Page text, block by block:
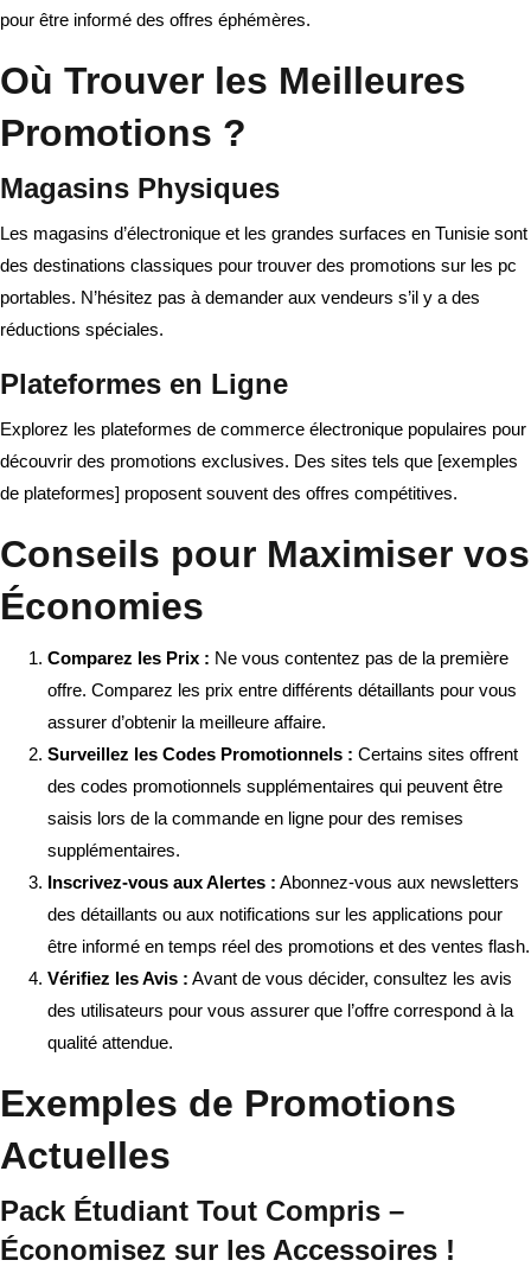
pour être informé des offres éphémères.
Où Trouver les Meilleures
Promotions ?
Magasins Physiques
Les magasins d’électronique et les grandes surfaces en Tunisie sont
des destinations classiques pour trouver des promotions sur les pc
portables. N’hésitez pas à demander aux vendeurs s’il y a des
réductions spéciales.
Plateformes en Ligne
Explorez les plateformes de commerce électronique populaires pour
découvrir des promotions exclusives. Des sites tels que [exemples
de plateformes] proposent souvent des offres compétitives.
Conseils pour Maximiser vos
Économies
Comparez les Prix : Ne vous contentez pas de la première
offre. Comparez les prix entre différents détaillants pour vous
assurer d’obtenir la meilleure affaire.
Surveillez les Codes Promotionnels : Certains sites offrent
des codes promotionnels supplémentaires qui peuvent être
saisis lors de la commande en ligne pour des remises
supplémentaires.
Inscrivez-vous aux Alertes : Abonnez-vous aux newsletters
des détaillants ou aux notifications sur les applications pour
être informé en temps réel des promotions et des ventes flash.
Vérifiez les Avis : Avant de vous décider, consultez les avis
des utilisateurs pour vous assurer que l’offre correspond à la
qualité attendue.
Exemples de Promotions
Actuelles
Pack Étudiant Tout Compris –
Économisez sur les Accessoires !